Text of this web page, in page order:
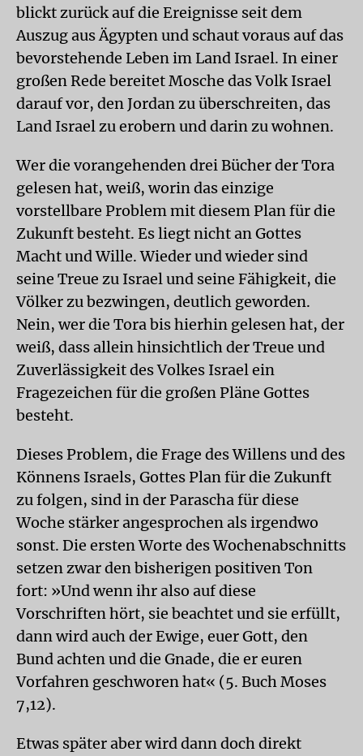
blickt zurück auf die Ereignisse seit dem
Auszug aus Ägypten und schaut voraus auf das
bevorstehende Leben im Land Israel. In einer
großen Rede bereitet Mosche das Volk Israel
darauf vor, den Jordan zu überschreiten, das
Land Israel zu erobern und darin zu wohnen.
Wer die vorangehenden drei Bücher der Tora
gelesen hat, weiß, worin das einzige
vorstellbare Problem mit diesem Plan für die
Zukunft besteht. Es liegt nicht an Gottes
Macht und Wille. Wieder und wieder sind
seine Treue zu Israel und seine Fähigkeit, die
Völker zu bezwingen, deutlich geworden.
Nein, wer die Tora bis hierhin gelesen hat, der
weiß, dass allein hinsichtlich der Treue und
Zuverlässigkeit des Volkes Israel ein
Fragezeichen für die großen Pläne Gottes
besteht.
Dieses Problem, die Frage des Willens und des
Könnens Israels, Gottes Plan für die Zukunft
zu folgen, sind in der Parascha für diese
Woche stärker angesprochen als irgendwo
sonst. Die ersten Worte des Wochenabschnitts
setzen zwar den bisherigen positiven Ton
fort: »Und wenn ihr also auf diese
Vorschriften hört, sie beachtet und sie erfüllt,
dann wird auch der Ewige, euer Gott, den
Bund achten und die Gnade, die er euren
Vorfahren geschworen hat« (5. Buch Moses
7,12).
Etwas später aber wird dann doch direkt